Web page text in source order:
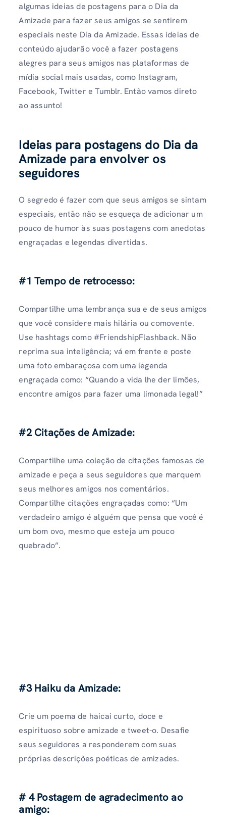
algumas ideias de postagens para o Dia da
Amizade para fazer seus amigos se sentirem
especiais neste Dia da Amizade. Essas ideias de
conteúdo ajudarão você a fazer postagens
alegres para seus amigos nas plataformas de
mídia social mais usadas, como Instagram,
Facebook, Twitter e Tumblr. Então vamos direto
ao assunto!
Ideias para postagens do Dia da
Amizade para envolver os
seguidores
O segredo é fazer com que seus amigos se sintam
especiais, então não se esqueça de adicionar um
pouco de humor às suas postagens com anedotas
engraçadas e legendas divertidas.
#1 Tempo de retrocesso:
Compartilhe uma lembrança sua e de seus amigos
que você considere mais hilária ou comovente.
Use hashtags como #FriendshipFlashback. Não
reprima sua inteligência; vá em frente e poste
uma foto embaraçosa com uma legenda
engraçada como: “Quando a vida lhe der limões,
encontre amigos para fazer uma limonada legal!”
#2 Citações de Amizade:
Compartilhe uma coleção de citações famosas de
amizade e peça a seus seguidores que marquem
seus melhores amigos nos comentários.
Compartilhe citações engraçadas como: “Um
verdadeiro amigo é alguém que pensa que você é
um bom ovo, mesmo que esteja um pouco
quebrado”.
#3 Haiku da Amizade:
Crie um poema de haicai curto, doce e
espirituoso sobre amizade e tweet-o. Desafie
seus seguidores a responderem com suas
próprias descrições poéticas de amizades.
# 4 Postagem de agradecimento ao
amigo: